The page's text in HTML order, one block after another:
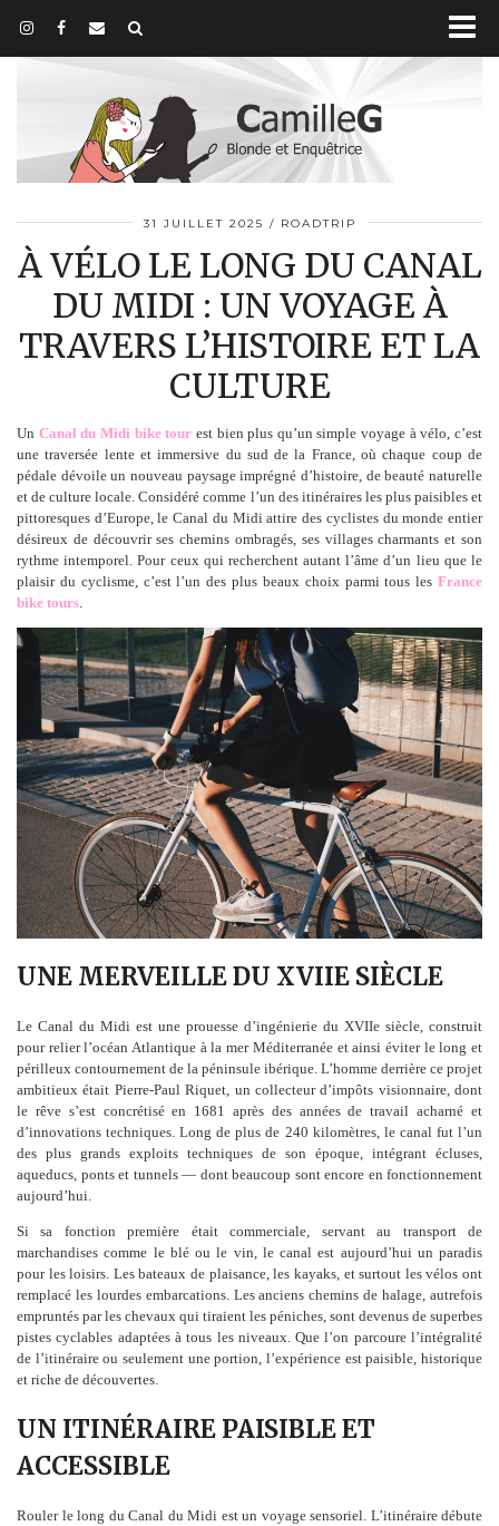
31 JUILLET 2025 ROADTRIP
À VÉLO LE LONG DU CANAL
DU MIDI : UN VOYAGE À
TRAVERS L’HISTOIRE ET LA
CULTURE
Un Canal du Midi bike tour est bien plus qu’un simple voyage à vélo, c’est
une traversée lente et immersive du sud de la France, où chaque coup de
pédale dévoile un nouveau paysage imprégné d’histoire, de beauté naturelle
et de culture locale. Considéré comme l’un des itinéraires les plus paisibles et
pittoresques d’Europe, le Canal du Midi attire des cyclistes du monde entier
désireux de découvrir ses chemins ombragés, ses villages charmants et son
rythme intemporel. Pour ceux qui recherchent autant l’âme d’un lieu que le
plaisir du cyclisme, c’est l’un des plus beaux choix parmi tous les France
bike tours.
UNE MERVEILLE DU XVIIE SIÈCLE
Le Canal du Midi est une prouesse d’ingénierie du XVIIe siècle, construit
pour relier l’océan Atlantique à la mer Méditerranée et ainsi éviter le long et
périlleux contournement de la péninsule ibérique. L’homme derrière ce projet
ambitieux était Pierre-Paul Riquet, un collecteur d’impôts visionnaire, dont
le rêve s’est concrétisé en 1681 après des années de travail acharné et
d’innovations techniques. Long de plus de 240 kilomètres, le canal fut l’un
des plus grands exploits techniques de son époque, intégrant écluses,
aqueducs, ponts et tunnels — dont beaucoup sont encore en fonctionnement
aujourd’hui.
Si sa fonction première était commerciale, servant au transport de
marchandises comme le blé ou le vin, le canal est aujourd’hui un paradis
pour les loisirs. Les bateaux de plaisance, les kayaks, et surtout les vélos ont
remplacé les lourdes embarcations. Les anciens chemins de halage, autrefois
empruntés par les chevaux qui tiraient les péniches, sont devenus de superbes
pistes cyclables adaptées à tous les niveaux. Que l’on parcoure l’intégralité
de l’itinéraire ou seulement une portion, l’expérience est paisible, historique
et riche de découvertes.
UN ITINÉRAIRE PAISIBLE ET
ACCESSIBLE
Rouler le long du Canal du Midi est un voyage sensoriel. L’itinéraire débute